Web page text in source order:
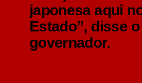
japonesa aqui
Estado”, disse o
governador.